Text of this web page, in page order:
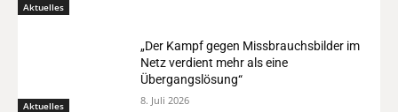
Aktuelles
Aktuelles
„Der Kampf gegen Missbrauchsbilder im
Netz verdient mehr als eine
Übergangslösung“
8. Juli 2026